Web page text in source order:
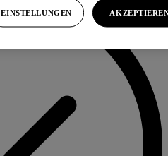
EINSTELLUNGEN